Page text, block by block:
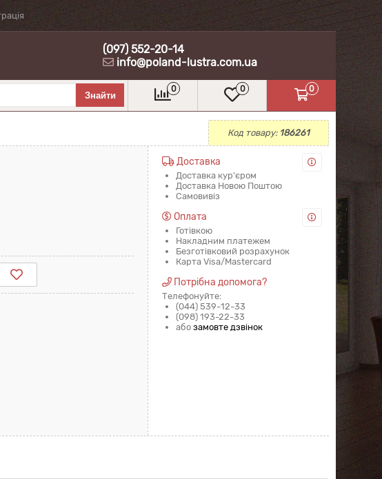
(097) 552-20-14
info@poland-lustra.com.ua
0 0 0
Код товару: 186261
Доставка
Доставка кур'єром
Доставка Новою Поштою
Самовивіз
Оплата
Готівкою
Накладним платежем
Безготівковий розрахунок
Карта Visa/Mastercard
Потрібна допомога?
Телефонуйте:
(044) 539-12-33
(098) 193-22-33
абозамовте дзвінок